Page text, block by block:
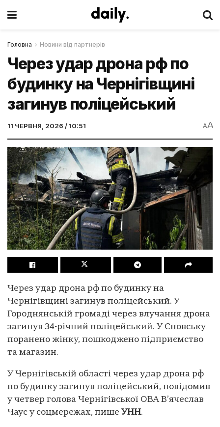
Головна Новини від партнерів
Через удар дрона рф по
будинку на Чернігівщині
загинув поліцейський
11 ЧЕРВНЯ, 2026 / 10:51 AA
Через удар дрона рф по будинку на
Чернігівщині загинув поліцейський. У
Городнянській громаді через влучання дрона
загинув 34-річний поліцейський. У Сновську
поранено жінку, пошкоджено підприємство
та магазин.
У Чернігівській області через удар дрона рф
по будинку загинув поліцейський, повідомив
у четвер голова Чернігівської ОВА В’ячеслав
Чаус у соцмережах, пише УНН.